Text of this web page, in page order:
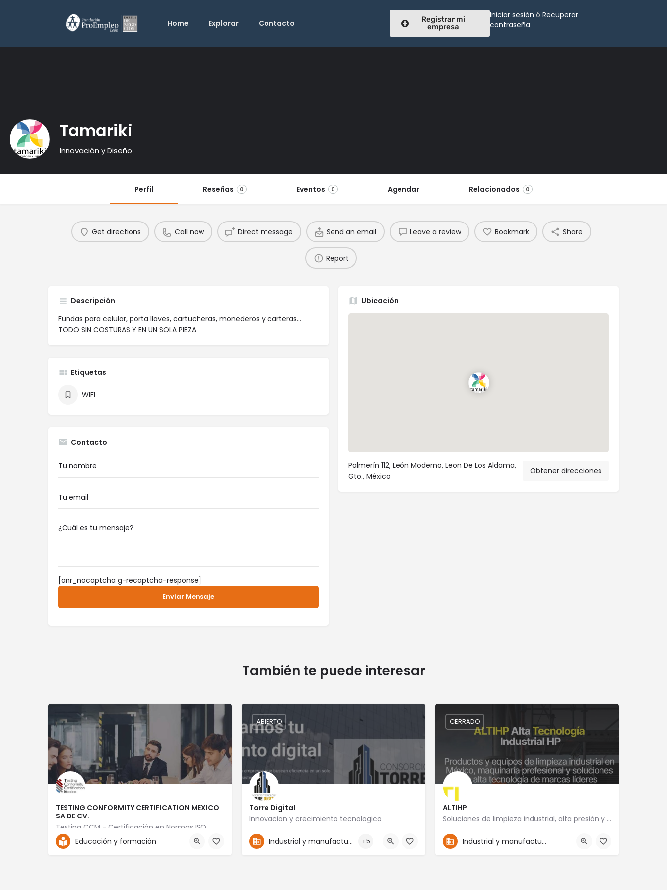
Home Explorar Contacto
Registrar mi
empresa
Iniciar sesión óRecuperar
contraseña
Tamariki
Innovación y Diseño
Perfil Reseñas 0 Eventos 0 Agendar Relacionados 0
Get directions Call now Direct message Send an email Leave a review Bookmark Share
Report
Descripción
Fundas para celular, porta llaves, cartucheras, monederos y carteras...
TODO SIN COSTURAS Y EN UN SOLA PIEZA
Ubicación
Palmerín 112, León Moderno, Leon De Los Aldama,
Gto., México
Obtener direcciones
Etiquetas
WIFI
Contacto
[anr_nocaptcha g-recaptcha-response]
También te puede interesar
TESTING CONFORMITY CERTIFICATION MEXICO
SA DE CV.
Testing CCM - Certificación en Normas ISO
+52 56 1869 8195
Educación y formación
Torre Digital
Innovacion y crecimiento tecnologico
4774117910
ABIERTO
Industrial y manufactura +5
ALTIHP
Soluciones de limpieza industrial, alta presión y mantenimiento especializado
52-5555757492
CERRADO
Industrial y manufactura